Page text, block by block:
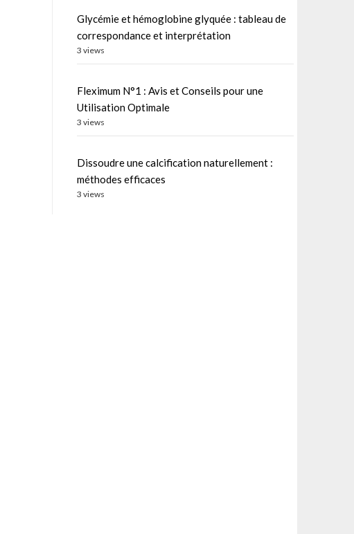
Glycémie et hémoglobine glyquée : tableau de
correspondance et interprétation
3 views
Fleximum N°1 : Avis et Conseils pour une
Utilisation Optimale
3 views
Dissoudre une calcification naturellement :
méthodes efficaces
3 views